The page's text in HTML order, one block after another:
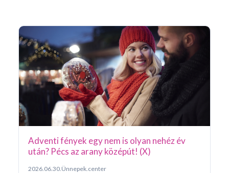
Adventi fények egy nem is olyan nehéz év
után? Pécs az arany középút! (X)
2026.06.30. Ünnepek.center